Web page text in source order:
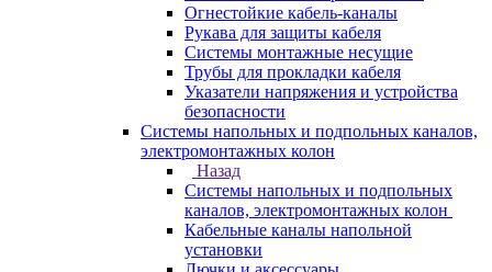
Огнестойкие кабель-каналы
Рукава для защиты кабеля
Системы монтажные несущие
Трубы для прокладки кабеля
Указатели напряжения и устройства
безопасности
Системы напольных и подпольных каналов,
электромонтажных колон
Назад
Системы напольных и подпольных
каналов, электромонтажных колон
Кабельные каналы напольной
установки